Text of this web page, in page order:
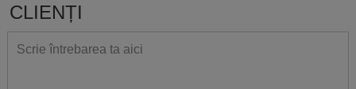
CLIENȚI